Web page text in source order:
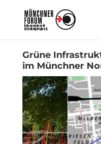
Grüne
im Münchner